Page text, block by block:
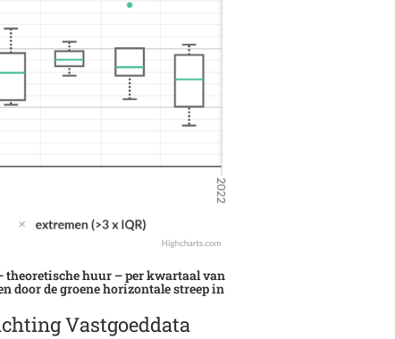
theoretische huur – per kwartaal van
door de groene horizontale streep in
Vastgoeddata